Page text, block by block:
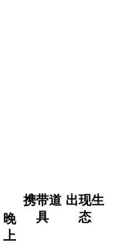
携带道
具
出现生
态
晚
上